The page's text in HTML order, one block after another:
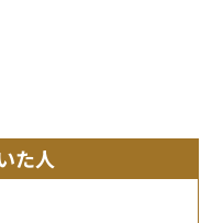
た人